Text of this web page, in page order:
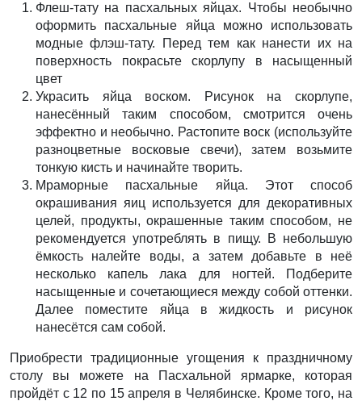
Флеш-тату на пасхальных яйцах. Чтобы необычно
оформить пасхальные яйца можно использовать
модные флэш-тату. Перед тем как нанести их на
поверхность покрасьте скорлупу в насыщенный
цвет
Украсить яйца воском. Рисунок на скорлупе,
нанесённый таким способом, смотрится очень
эффектно и необычно. Растопите воск (используйте
разноцветные восковые свечи), затем возьмите
тонкую кисть и начинайте творить.
Мраморные пасхальные яйца. Этот способ
окрашивания яиц используется для декоративных
целей, продукты, окрашенные таким способом, не
рекомендуется употреблять в пищу. В небольшую
ёмкость налейте воды, а затем добавьте в неё
несколько капель лака для ногтей. Подберите
насыщенные и сочетающиеся между собой оттенки.
Далее поместите яйца в жидкость и рисунок
нанесётся сам собой.
Приобрести традиционные угощения к праздничному
столу вы можете на Пасхальной ярмарке, которая
пройдёт с 12 по 15 апреля в Челябинске. Кроме того, на